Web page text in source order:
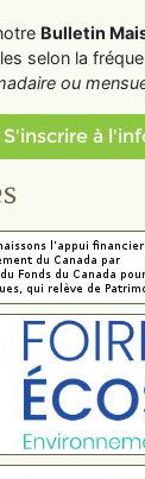
Bulletin
selon la
ou
S'inscrire à